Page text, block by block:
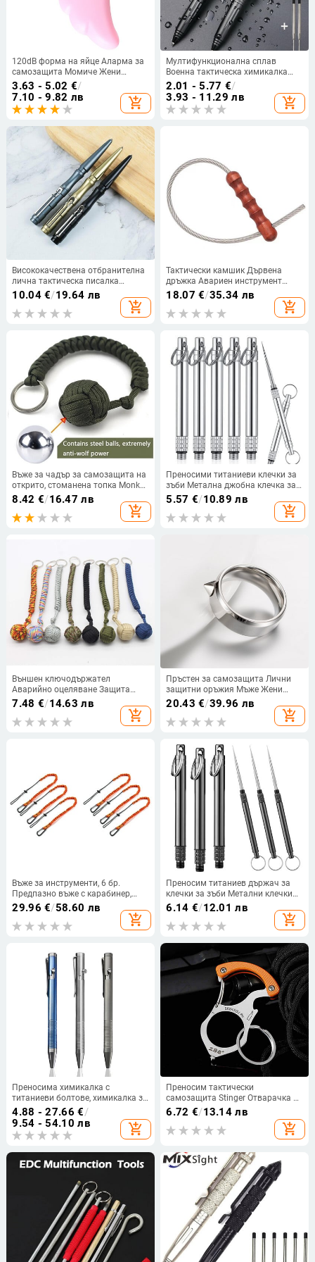
120dB форма на яйце Аларма за
самозащита Момиче Жени
Възрастни Сигурност Защита
Сигнал Лична безопасност
Scream Аварийна аларма
Ключодържател
3.63 - 5.02 €/
7.10 - 9.82 лв
add_shopping_cart
Мултифункционална сплав
Военна тактическа химикалка
Ученически студент Офис
Химикалки Оцеляване в
пустинята EDC Инструмент
Разбивач на стъкло
2.01 - 5.77 €/
3.93 - 11.29 лв
add_shopping_cart
Висококачествена отбранителна
лична тактическа писалка
Инструмент за писалка
Многофункционален авиационен
алуминиев противоплъзгащ
10.04€/19.64 лв
add_shopping_cart
Тактически камшик Дървена
дръжка Авариен инструмент
Самозащита Алуминиев
комплект за оцеляване Камшик
18.07 €/35.34 лв
add_shopping_cart
Въже за чадър за самозащита на
открито, стоманена топка Monkey
Fist, ключодържател Paracord
Survival, аксесоари за защита на
открито
8.42 €/16.47 лв
add_shopping_cart
Преносими титаниеви клечки за
зъби Метална джобна клечка за
зъби Клечки за зъби за
многократна употреба с държач
за клечка за зъби от неръждаема
5.57 €/10.89 лв
add_shopping_cart
Външен ключодържател
Аварийно оцеляване Защита
Маймуна Къмпинг Лагер Лагер
Паракорд Стоманен парашут
Топка Юмрук
7.48 €/14.63 лв
add_shopping_cart
Пръстен за самозащита Лични
защитни оръжия Мъже Жени
Защита за оцеляване Пръстен за
пръсти Безопасен инструмент
Титаниева стомана
20.43 €/39.96 лв
add_shopping_cart
Въже за инструменти, 6 бр.
Предпазно въже с карабинер,
Амортисьорно предпазно въже
Регулируемо предпазно въже за
работни инструменти
29.96 €/58.60 лв
add_shopping_cart
Преносим титаниев държач за
клечки за зъби Метални клечки
за зъби от неръждаема стомана
Многократна мини клечка за
зъби за дома на открито
6.14 €/12.01 лв
add_shopping_cart
Преносима химикалка с
титаниеви болтове, химикалка за
самозащита, инструмент за
писане за пътуване на открито,
офис, подарък
4.88 - 27.66 €/
9.54 - 54.10 лв
add_shopping_cart
Преносим тактически
самозащита Stinger Отварачка за
бутилки Ключодържател Лично
охранително оръжие Разбивач
на прозорци за оцеляване EDC
Инструмент Ключодържател
6.72 €/13.14 лв
add_shopping_cart